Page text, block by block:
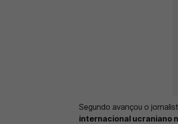
Segundo avançou o
internacional ucraniano